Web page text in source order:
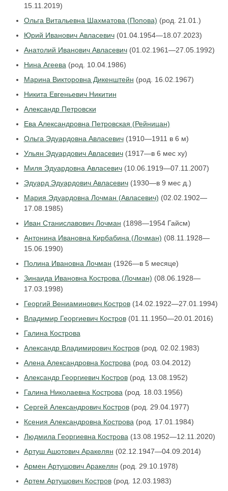
15.11.2019)
Ольга Витальевна Шахматова (Попова) (род. 21.01.)
Юрий Иванович Авласевич(01.04.1954—18.07.2023)
Анатолий Иванович Авласевич(01.02.1961—27.05.1992)
Нина Агеева(род. 10.04.1986)
Марина Викторовна Дикенштейн (род. 16.02.1967)
Никита Евгеньевич Никитин
Александр Петровски
Ева Александровна Петровская (Рейницан)
Ольга Эдуардовна Авласевич(1910—1911 в 6 м)
Ульян Эдуардович Авласевич(1917—в 6 мес ху)
Миля Эдуардовна Авласевич(10.06.1919—07.11.2007)
Эдуард Эдуардович Авласевич(1930—в 9 мес д.)
Мария Эдуардовна Лочман (Авласевич) (02.02.1902—
17.08.1985)
Иван Станиславович Лочман (1898—1954 Гайсм)
Антонина Ивановна Кирбабина (Лочман) (08.11.1928—
15.06.1990)
Полина Ивановна Лочман (1926—в 5 месяце)
Зинаида Ивановна Кострова (Лочман) (08.06.1928—
17.03.1998)
Георгий Вениаминович Костров(14.02.1922—27.01.1994)
Владимир Георгиевич Костров(01.11.1950—20.01.2016)
Галина Кострова
Александр Владимирович Костров(род. 02.02.1983)
Алена Александровна Кострова(род. 03.04.2012)
Александр Георгиевич Костров(род. 13.08.1952)
Галина Николаевна Кострова(род. 18.03.1956)
Сергей Александрович Костров(род. 29.04.1977)
Ксения Александровна Кострова(род. 17.01.1984)
Людмила Георгиевна Кострова(13.08.1952—12.11.2020)
Артуш Ашотович Аракелян (02.12.1947—04.09.2014)
Армен Артушович Аракелян (род. 29.10.1978)
Артем Артушович Костров(род. 12.03.1983)